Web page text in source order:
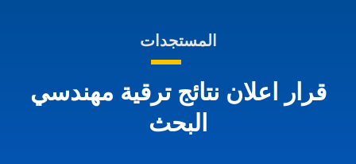
المستجدات
قرار اعلان نتائج ترقية مهندسي
البحث